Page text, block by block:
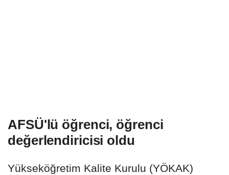
AFSÜ'lü öğrenci, öğrenci
değerlendiricisi oldu
Yükseköğretim Kalite Kurulu (YÖKAK)